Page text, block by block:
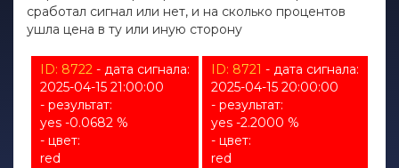
сработал сигнал или нет, и на сколько процентов
ушла цена в ту или иную сторону
ID: 8722- дата сигнала:
2025-04-15 21:00:00
- результат:
yes -0.0682 %
- цвет:
red
ID: 8721 - дата сигнала:
2025-04-15 20:00:00
- результат:
yes -2.2000 %
- цвет:
red